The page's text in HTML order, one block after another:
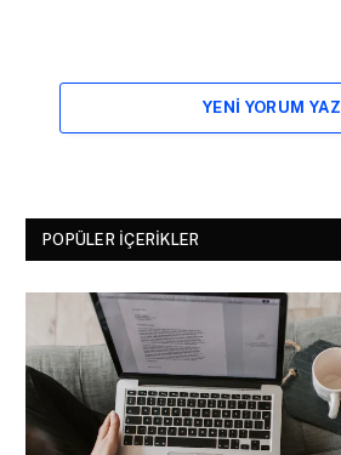
YENI YORUM YAZ
POPÜLER İÇERIKLER